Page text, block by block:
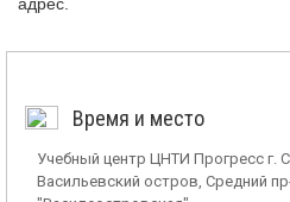
Время и место
Учебный центр ЦНТИ Прогресс г.
Васильевский остров, Средний